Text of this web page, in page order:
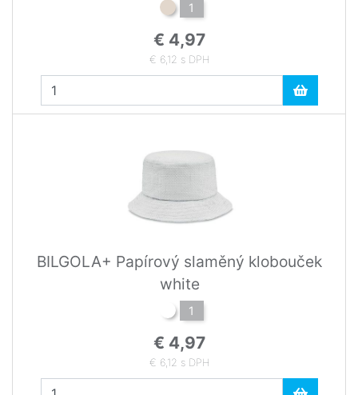
1
€ 4,97
€ 6,12 s DPH
BILGOLA+ Papírový slaměný klobouček
white
1
€ 4,97
€ 6,12 s DPH